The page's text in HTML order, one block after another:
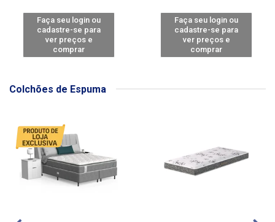
Faça seu login ou
cadastre-se para
ver preços e
comprar
Faça seu login ou
cadastre-se para
ver preços e
comprar
Colchões de Espuma